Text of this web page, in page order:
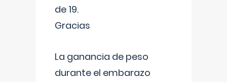
de 19.
Gracias
La ganancia de peso
durante el embarazo